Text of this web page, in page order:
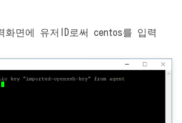
화면에 유저ID로써 centos를 입력